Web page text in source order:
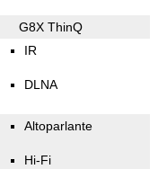
G8X ThinQ
IR
DLNA
Altoparlante
Hi-Fi